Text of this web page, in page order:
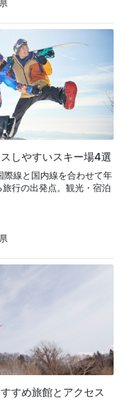
しやすいスキー場4選
線と国内線を合わせて年
行の出発点。観光・宿泊
すめ旅館とアクセス